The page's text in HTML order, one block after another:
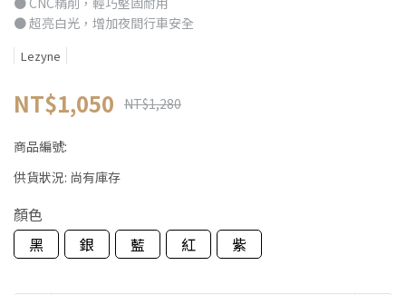
● 超亮白光，增加夜間行車安全
Lezyne
NT$1,050 NT$1,280
商品編號:
供貨狀況: 尚有庫存
顏色
黑
銀 藍 紅 紫